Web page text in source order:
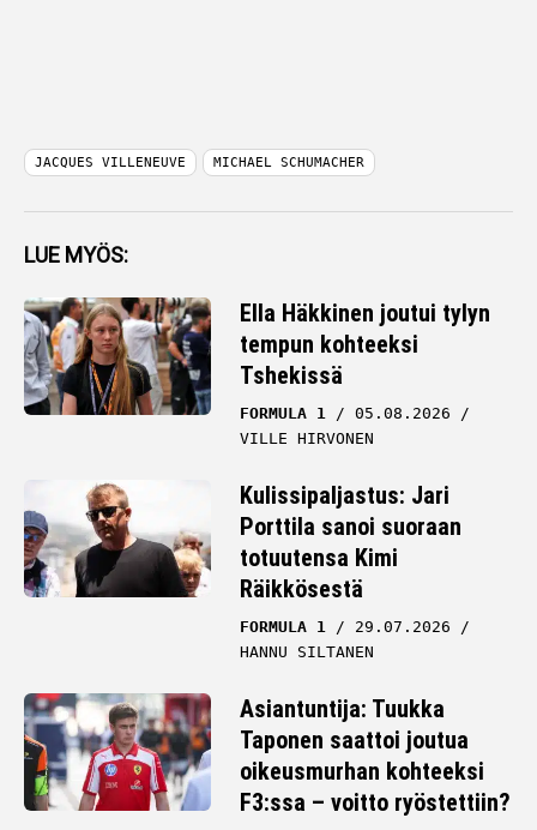
JACQUES VILLENEUVE MICHAEL SCHUMACHER
LUE MYÖS:
Ella Häkkinen joutui tylyn
tempun kohteeksi
Tshekissä
FORMULA 1
05.08.2026
VILLE HIRVONEN
Kulissipaljastus: Jari
Porttila sanoi suoraan
totuutensa Kimi
Räikkösestä
FORMULA 1
29.07.2026
HANNU SILTANEN
Asiantuntija: Tuukka
Taponen saattoi joutua
oikeusmurhan kohteeksi
F3:ssa – voitto ryöstettiin?